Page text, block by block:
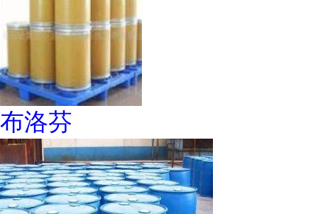
布洛芬